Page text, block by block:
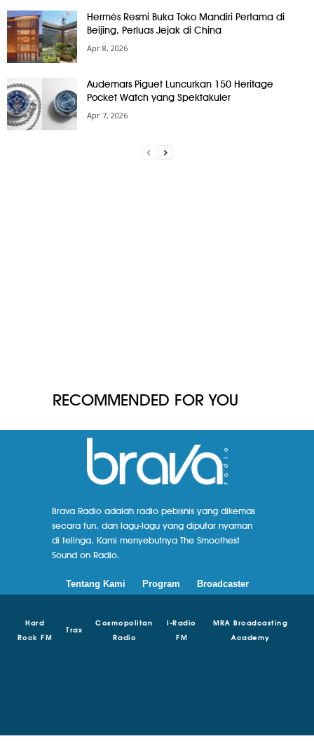
Hermès Resmi Buka Toko Mandiri Pertama di
Beijing, Perluas Jejak di China
Apr 8, 2026
Audemars Piguet Luncurkan 150 Heritage
Pocket Watch yang Spektakuler
Apr 7, 2026
RECOMMENDED FOR YOU
Brava Radio adalah radio pebisnis yang dikemas
secara fun, dan lagu-lagu yang diputar nyaman
di telinga. Kami menyebutnya The Smoothest
Sound on Radio.
Tentang Kami Program Broadcaster
Hard
Rock FM
Trax
Cosmopolitan
Radio
I-Radio
FM
MRA Broadcasting
Academy